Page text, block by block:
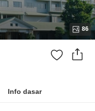
86
Info dasar